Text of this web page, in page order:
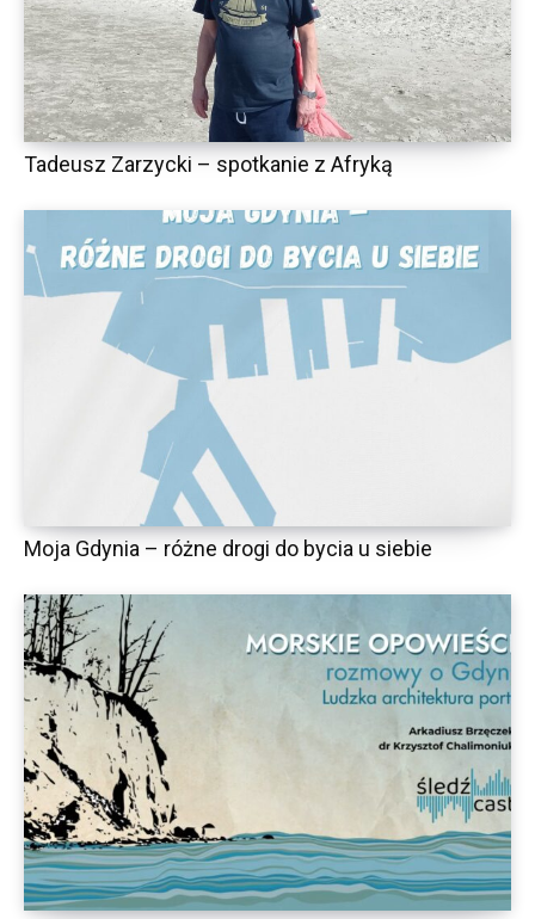
Tadeusz Zarzycki – spotkanie z Afryką
Moja Gdynia – różne drogi do bycia u siebie